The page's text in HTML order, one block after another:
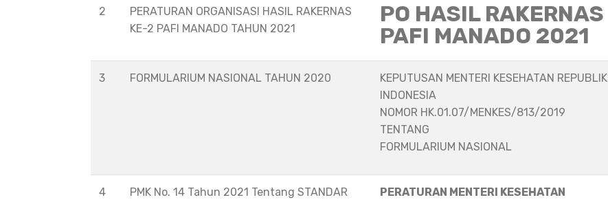
2
PERATURAN ORGANISASI HASIL RAKERNAS
KE-2 PAFI MANADO TAHUN 2021
PO HASIL RAKERNAS
PAFI MANADO 2021
3 FORMULARIUM NASIONAL TAHUN 2020
KEPUTUSAN MENTERI KESEHATAN REPUBLIK
INDONESIA
NOMOR HK.01.07/MENKES/813/2019
TENTANG
FORMULARIUM NASIONAL
4
PMK No. 14 Tahun 2021 Tentang STANDAR
PERATURAN MENTERI KESEHATAN